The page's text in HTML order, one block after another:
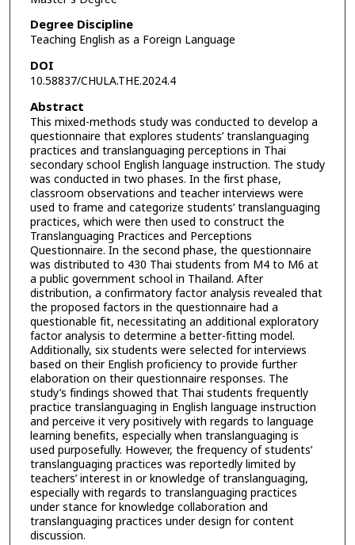
Degree Discipline
Teaching English as a Foreign Language
DOI
10.58837/CHULA.THE.2024.4
Abstract
This mixed-methods study was conducted to develop a
questionnaire that explores students’ translanguaging
practices and translanguaging perceptions in Thai
secondary school English language instruction. The study
was conducted in two phases. In the first phase,
classroom observations and teacher interviews were
used to frame and categorize students’ translanguaging
practices, which were then used to construct the
Translanguaging Practices and Perceptions
Questionnaire. In the second phase, the questionnaire
was distributed to 430 Thai students from M4 to M6 at
a public government school in Thailand. After
distribution, a confirmatory factor analysis revealed that
the proposed factors in the questionnaire had a
questionable fit, necessitating an additional exploratory
factor analysis to determine a better-fitting model.
Additionally, six students were selected for interviews
based on their English proficiency to provide further
elaboration on their questionnaire responses. The
study’s findings showed that Thai students frequently
practice translanguaging in English language instruction
and perceive it very positively with regards to language
learning benefits, especially when translanguaging is
used purposefully. However, the frequency of students’
translanguaging practices was reportedly limited by
teachers’ interest in or knowledge of translanguaging,
especially with regards to translanguaging practices
under stance for knowledge collaboration and
translanguaging practices under design for content
discussion.